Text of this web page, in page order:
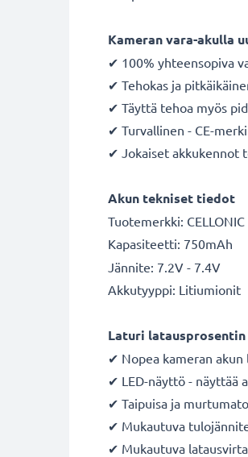
Kameran vara-akulla
✔ 100% yhteensopiva
✔ Tehokas ja
✔ Täyttä tehoa myös
✔ Turvallinen - CE-
✔ Jokaiset akkukennot
Akun tekniset tiedot
Tuotemerkki: CELLONIC
Kapasiteetti: 750mAh
Jännite: 7.2V - 7.4V
Akkutyyppi: Litiumionit
Laturi
✔ Nopea kameran akun
✔ LED-näyttö - näyttää
✔ Taipuisa ja
✔ Mukautuva
✔ Mukautuva